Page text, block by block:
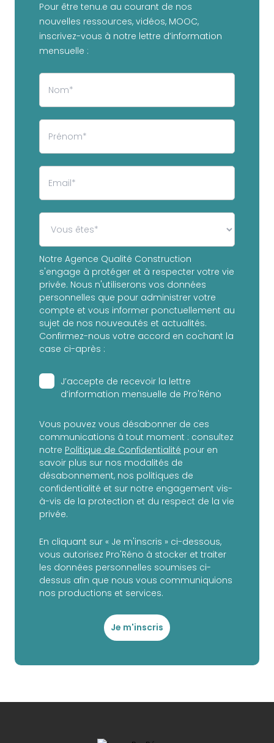
Pour être tenu.e au courant de nos
nouvelles ressources, vidéos, MOOC,
inscrivez-vous à notre lettre d’information
mensuelle :
Notre Agence Qualité Construction
s'engage à protéger et à respecter votre vie
privée. Nous n'utiliserons vos données
personnelles que pour administrer votre
compte et vous informer ponctuellement au
sujet de nos nouveautés et actualités.
Confirmez-nous votre accord en cochant la
case ci-après :
J’accepte de recevoir la lettre
d’information mensuelle de Pro'Réno
Vous pouvez vous désabonner de ces
communications à tout moment : consultez
notre Politique de Confidentialité pour en
savoir plus sur nos modalités de
désabonnement, nos politiques de
confidentialité et sur notre engagement vis-
à-vis de la protection et du respect de la vie
privée.
En cliquant sur « Je m'inscris » ci-dessous,
vous autorisez Pro'Réno à stocker et traiter
les données personnelles soumises ci-
dessus afin que nous vous communiquions
nos productions et services.
Je m'inscris